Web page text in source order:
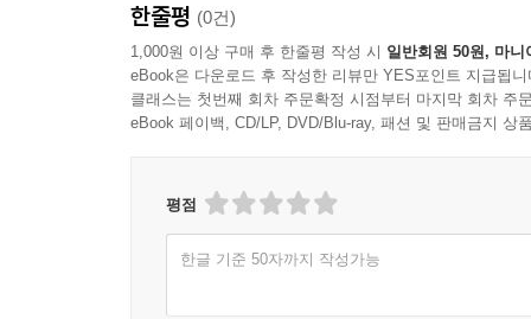
한줄평 (0건)
1,000원 이상 구매 후 한줄평 작성 시 일반회원 50원, 마니
eBook은 다운로드 후 작성한 리뷰만 YES포인트 지급됩니
클래스는 첫번째 회차 주문확정 시점부터 마지막 회차 주
eBook 페이백, CD/LP, DVD/Blu-ray, 패션 및 판매금지 상
평점
한글 기준 50자까지 작성가능